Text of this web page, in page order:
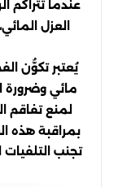
عندما تتراكم
العزل
يُعتبر تكوُّن
مائي وضرورة
لمنع تفاقم
بمراقبة هذه
تجنب